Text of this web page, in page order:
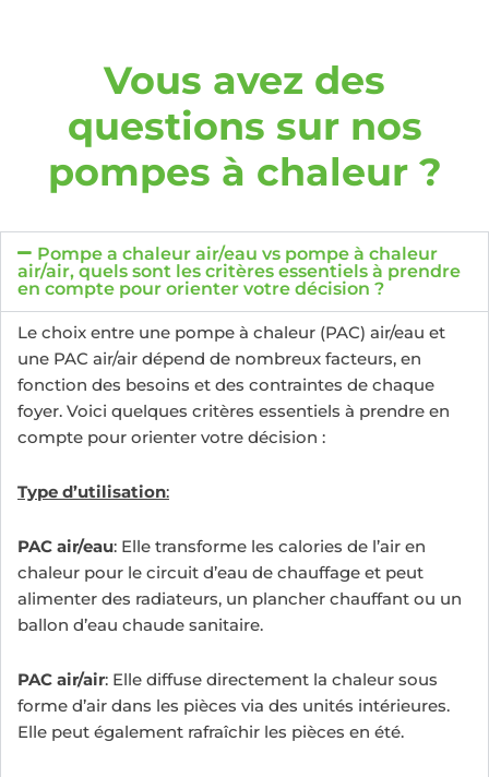
Vous avez des
questions sur nos
pompes à chaleur ?
Pompe a chaleur air/eau vs pompe à chaleur
air/air, quels sont les critères essentiels à prendre
en compte pour orienter votre décision ?
Le choix entre une pompe à chaleur (PAC) air/eau et
une PAC air/air dépend de nombreux facteurs, en
fonction des besoins et des contraintes de chaque
foyer. Voici quelques critères essentiels à prendre en
compte pour orienter votre décision :
Type d’utilisation:
PAC air/eau: Elle transforme les calories de l’air en
chaleur pour le circuit d’eau de chauffage et peut
alimenter des radiateurs, un plancher chauffant ou un
ballon d’eau chaude sanitaire.
PAC air/air: Elle diffuse directement la chaleur sous
forme d’air dans les pièces via des unités intérieures.
Elle peut également rafraîchir les pièces en été.